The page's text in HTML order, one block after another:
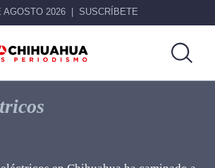
AGOSTO 2026 SUSCRÍBETE